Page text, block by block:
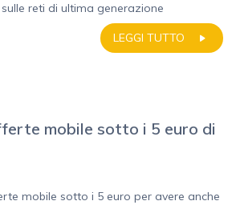
reti di ultima generazione
LEGGI TUTTO
mobile sotto i 5 euro di
mobile sotto i 5 euro per avere anche